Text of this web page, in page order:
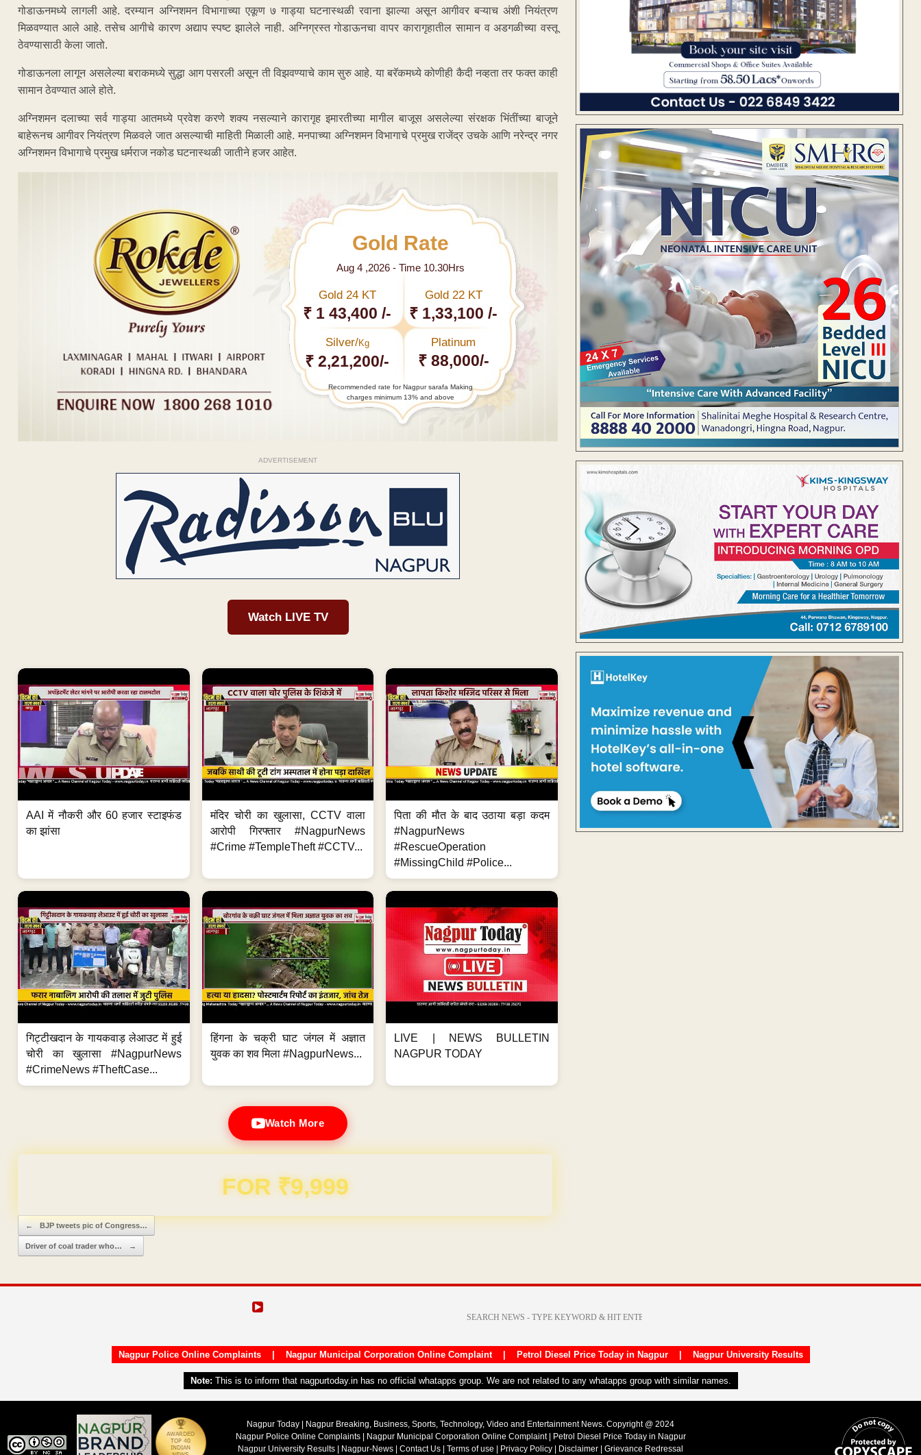
गोडाऊनमध्ये लागली आहे. दरम्यान अग्निशमन विभागाच्या एकूण ७ गाड्या घटनास्थळी रवाना झाल्या असून आगीवर बऱ्याच अंशी नियंत्रण
मिळवण्यात आले आहे. तसेच आगीचे कारण अद्याप स्पष्ट झालेले नाही. अग्निग्रस्त गोडाऊनचा वापर कारागृहातील सामान व अडगळीच्या वस्तू
ठेवण्यासाठी केला जातो.
गोडाऊनला लागून असलेल्या बराकमध्ये सुद्धा आग पसरली असून ती विझवण्याचे काम सुरु आहे. या बरॅकमध्ये कोणीही कैदी नव्हता तर फक्त काही
सामान ठेवण्यात आले होते.
अग्निशमन दलाच्या सर्व गाड्या आतमध्ये प्रवेश करणे शक्य नसल्याने कारागृह इमारतीच्या मागील बाजूस असलेल्या संरक्षक भिंतींच्या बाजूने
बाहेरूनच आगीवर नियंत्रण मिळवले जात असल्याची माहिती मिळाली आहे. मनपाच्या अग्निशमन विभागाचे प्रमुख राजेंद्र उचके आणि नरेन्द्र नगर
अग्निशमन विभागाचे प्रमुख धर्मराज नकोड घटनास्थळी जातीने हजर आहेत.
Gold Rate
Aug 4 ,2026 - Time 10.30Hrs
Gold 24 KT
₹ 1 43,400 /-
Gold 22 KT
₹ 1,33,100 /-
Silver/Kg
₹ 2,21,200/-
Platinum
₹ 88,000/-
Recommended rate for Nagpur sarafa Making
charges minimum 13% and above
ADVERTISEMENT
Watch LIVE TV
AAI में नौकरी और 60 हजार स्टाइफंड
का झांसा
मंदिर चोरी का खुलासा, CCTV वाला
आरोपी गिरफ्तार #NagpurNews
#Crime #TempleTheft #CCTV...
पिता की मौत के बाद उठाया बड़ा कदम
#NagpurNews
#RescueOperation
#MissingChild #Police...
गिट्टीखदान के गायकवाड़ लेआउट में हुई
चोरी का खुलासा #NagpurNews
#CrimeNews #TheftCase...
हिंगना के चक्री घाट जंगल में अज्ञात
युवक का शव मिला #NagpurNews...
LIVE | NEWS BULLETIN
NAGPUR TODAY
Watch More
Domain & Hosting FREE for 1 Year
Post navigation
← BJP tweets pic of Congress…
Driver of coal trader who… →
Nagpur Police Online Complaints| Nagpur Municipal Corporation Online Complaint| Petrol Diesel Price Today in Nagpur| Nagpur University Results
Note: This is to inform that nagpurtoday.in has no official whatapps group. We are not related to any whatapps group with similar names.
Nagpur Today | Nagpur Breaking, Business, Sports, Technology, Video and Entertainment News. Copyright @ 2024
Nagpur Police Online Complaints| Nagpur Municipal Corporation Online Complaint|
Petrol Diesel Price Today in Nagpur
Nagpur University Results
Nagpur-News Contact Us Terms of use Privacy Policy Disclaimer Grievance Redressal